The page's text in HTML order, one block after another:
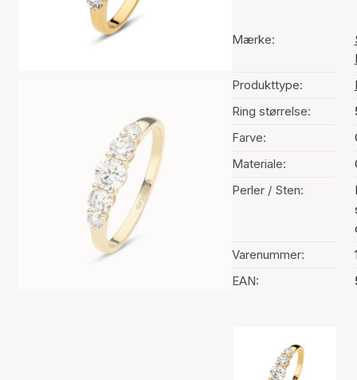
Mærke:
Produkttype:
Ring størrelse:
Farve:
Materiale:
Perler / Sten:
Varenummer:
EAN: